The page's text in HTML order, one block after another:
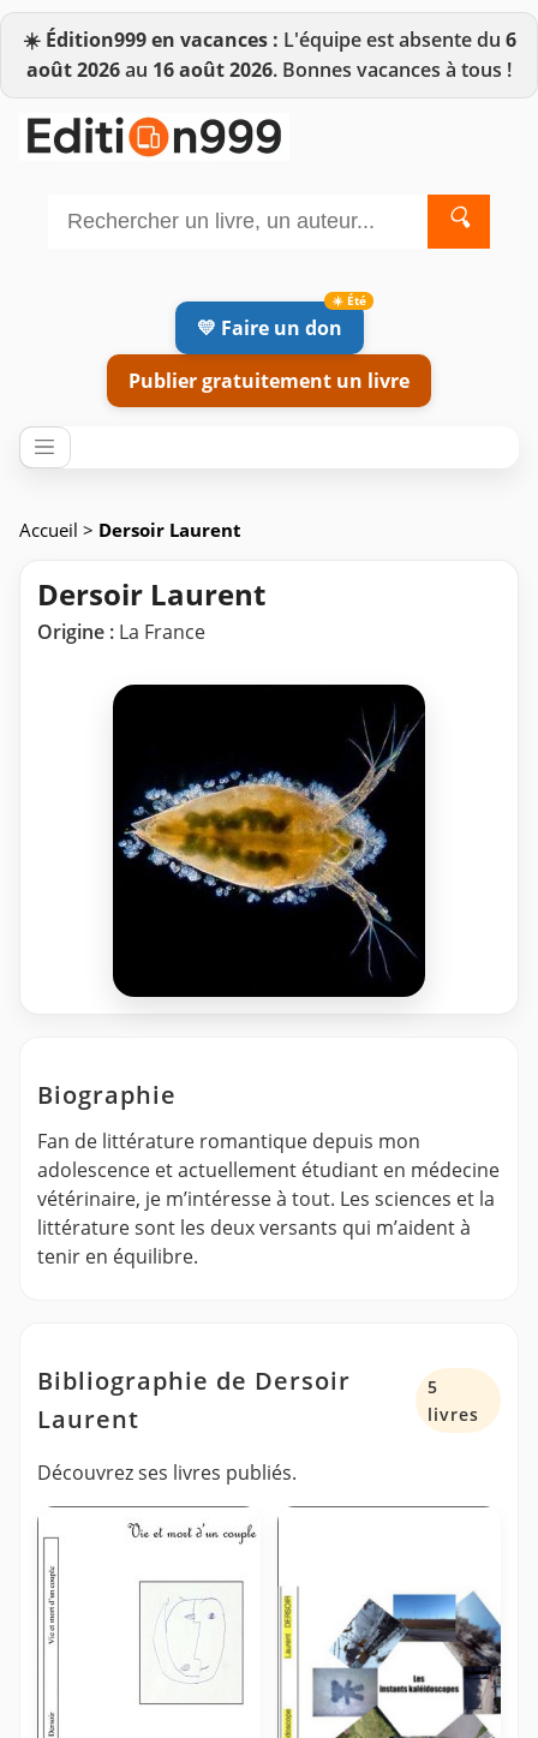
☀️ Édition999 en vacances : L'équipe est absente du 6
août 2026au 16 août 2026. Bonnes vacances à tous !
🔍
💛 Faire un don
Publier gratuitement un livre
Accueil > Dersoir Laurent
Dersoir Laurent
Origine : La France
Biographie
Fan de littérature romantique depuis mon
adolescence et actuellement étudiant en médecine
vétérinaire, je m’intéresse à tout. Les sciences et la
littérature sont les deux versants qui m’aident à
tenir en équilibre.
Bibliographie de Dersoir
Laurent
5
livres
Découvrez ses livres publiés.